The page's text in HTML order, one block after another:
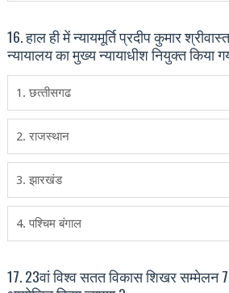
16. हाल ही में न्यायमूर्ति प्रदीप कुमार
न्यायालय का मुख्‍य न्यायाधीश नियुक्त किया
1. छत्‍तीसगढ
2. राजस्‍थान
3. झारखंड
4. पश्चिम बंगाल
17. 23वां विश्‍व सतत विकास शिखर सम्‍मेलन